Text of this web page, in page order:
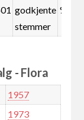
godkjente
stemmer
%
- Flora
1957
1973